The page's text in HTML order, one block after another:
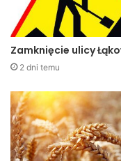
Zamknięcie ulicy
2 dni temu